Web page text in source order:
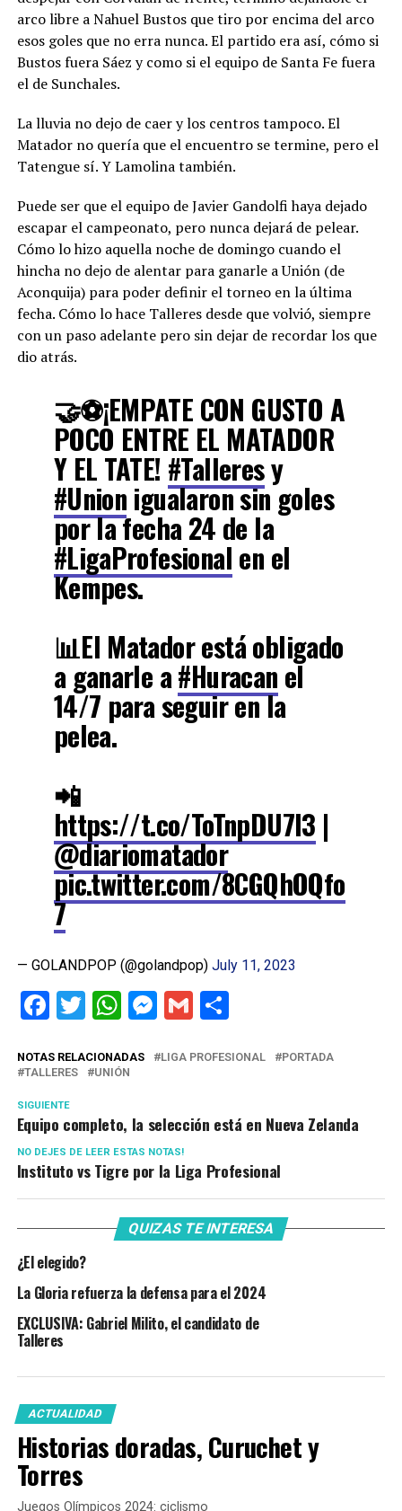
arco libre a Nahuel Bustos que tiro por encima del arco
esos goles que no erra nunca. El partido era así, cómo si
Bustos fuera Sáez y como si el equipo de Santa Fe fuera
el de Sunchales.
La lluvia no dejo de caer y los centros tampoco. El
Matador no quería que el encuentro se termine, pero el
Tatengue sí. Y Lamolina también.
Puede ser que el equipo de Javier Gandolfi haya dejado
escapar el campeonato, pero nunca dejará de pelear.
Cómo lo hizo aquella noche de domingo cuando el
hincha no dejo de alentar para ganarle a Unión (de
Aconquija) para poder definir el torneo en la última
fecha. Cómo lo hace Talleres desde que volvió, siempre
con un paso adelante pero sin dejar de recordar los que
dio atrás.
🤝⚽️¡EMPATE CON GUSTO A
POCO ENTRE EL MATADOR
Y EL TATE! #Talleresy
#Union igualaron sin goles
por la fecha 24 de la
#LigaProfesional en el
Kempes.
📊El Matador está obligado
a ganarle a#Huracan el
14/7 para seguir en la
pelea.
📲
https://t.co/ToTnpDU7l3 |
@diariomatador
pic.twitter.com/8CGQhOQfo
7
— GOLANDPOP (@golandpop) July 11, 2023
Facebook
Twitter
WhatsApp
Messenger
GmailShare
NOTAS RELACIONADAS LIGA PROFESIONAL
PORTADA
TALLERES
UNIÓN
SIGUIENTE
Equipo completo, la selección está en Nueva Zelanda
NO DEJES DE LEER ESTAS NOTAS!
Instituto vs Tigre por la Liga Profesional
QUIZAS TE INTERESA
¿El elegido?
La Gloria refuerza la defensa para el 2024
EXCLUSIVA: Gabriel Milito, el candidato de
Talleres
ACTUALIDAD
Historias doradas, Curuchet y
Torres
Juegos Olímpicos 2024: ciclismo